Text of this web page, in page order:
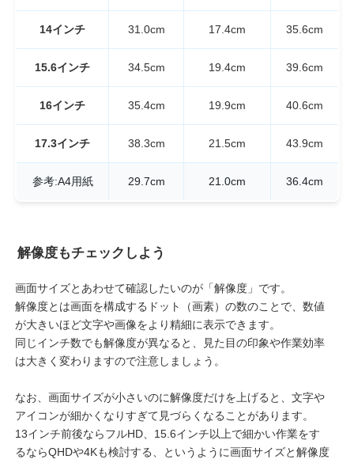
14インチ 31.0cm 17.4cm 35.6cm
15.6インチ 34.5cm 19.4cm 39.6cm
16インチ 35.4cm 19.9cm 40.6cm
17.3インチ 38.3cm 21.5cm 43.9cm
参考:A4用紙 29.7cm 21.0cm 36.4cm
解像度もチェックしよう
画面サイズとあわせて確認したいのが「解像度」です。
解像度とは画面を構成するドット（画素）の数のことで、数値
が大きいほど文字や画像をより精細に表示できます。
同じインチ数でも解像度が異なると、見た目の印象や作業効率
は大きく変わりますので注意しましょう。
なお、画面サイズが小さいのに解像度だけを上げると、文字や
アイコンが細かくなりすぎて見づらくなることがあります。
13インチ前後ならフルHD、15.6インチ以上で細かい作業をす
るならQHDや4Kも検討する、というように画面サイズと解像度